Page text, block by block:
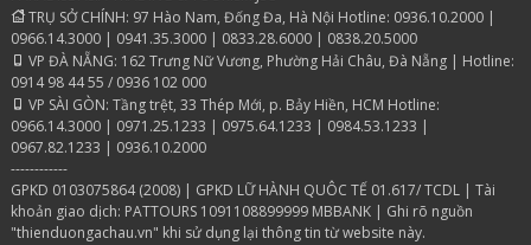
TRỤ SỞ CHÍNH: 97 Hào Nam, Đống Đa, Hà Nội Hotline: 0936.10.2000 |
0966.14.3000 | 0941.35.3000 | 0833.28.6000 | 0838.20.5000
VP ĐÀ NẴNG: 162 Trưng Nữ Vương, Phường Hải Châu, Đà Nẵng | Hotline:
0914 98 44 55 / 0936 102 000
VP SÀI GÒN: Tầng trệt, 33 Thép Mới, p. Bảy Hiền, HCM Hotline:
0966.14.3000 | 0971.25.1233 | 0975.64.1233 | 0984.53.1233 |
0967.82.1233 | 0936.10.2000
------------
GPKD 0103075864 (2008) | GPKD LỮ HÀNH QUÔC TẾ 01.617/ TCDL | Tài
khoản giao dịch: PATTOURS 1091108899999 MBBANK | Ghi rõ nguồn
"thienduongachau.vn" khi sử dụng lại thông tin từ website này.